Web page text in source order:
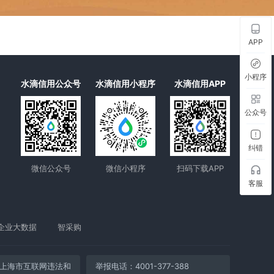
水滴信用公众号
微信公众号
水滴信用小程序
微信小程序
水滴信用APP
扫码下载APP
业大数据 智采购
上海市互联网违法和
举报电话：4001-377-388
APP
小程序
公众号
纠错
客服